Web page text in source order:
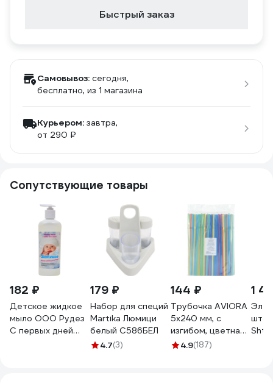
Быстрый заказ
Самовывоз: сегодня,
бесплатно, из 1 магазина
Курьером: завтра,
от 290 ₽
Сопутствующие товары
182 ₽
Детское жидкое
мыло ООО Рудез
С первых дней
179 ₽
Набор для специй
Martika Люмици
белый С586БЕЛ
4.7(3)
144 ₽
Трубочка AVIORA
5x240 мм, с
изгибом, цветная,
250 шт в упаковке
4.9(187)
1